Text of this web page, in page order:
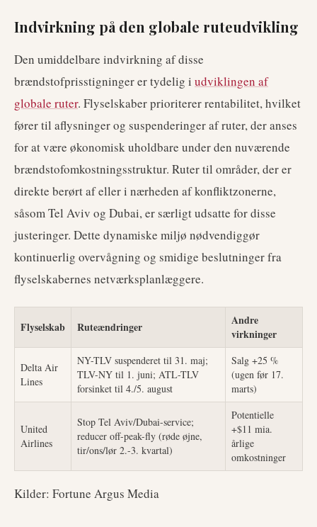
Indvirkning på den globale ruteudvikling
Den umiddelbare indvirkning af disse
brændstofprisstigninger er tydelig i udviklingen af
globale ruter. Flyselskaber prioriterer rentabilitet, hvilket
fører til aflysninger og suspenderinger af ruter, der anses
for at være økonomisk uholdbare under den nuværende
brændstofomkostningsstruktur. Ruter til områder, der er
direkte berørt af eller i nærheden af konfliktzonerne,
såsom Tel Aviv og Dubai, er særligt udsatte for disse
justeringer. Dette dynamiske miljø nødvendiggør
kontinuerlig overvågning og smidige beslutninger fra
flyselskabernes netværksplanlæggere.
Flyselskab Ruteændringer
Andre
virkninger
Delta Air
Lines
NY-TLV suspenderet til 31. maj;
TLV-NY til 1. juni; ATL-TLV
forsinket til 4./5. august
Salg +25 %
(ugen før 17.
marts)
United
Airlines
Stop Tel Aviv/Dubai-service;
reducer off-peak-fly (røde øjne,
tir/ons/lør 2.-3. kvartal)
Potentielle
+$11 mia.
årlige
omkostninger
Kilder: Fortune Argus Media